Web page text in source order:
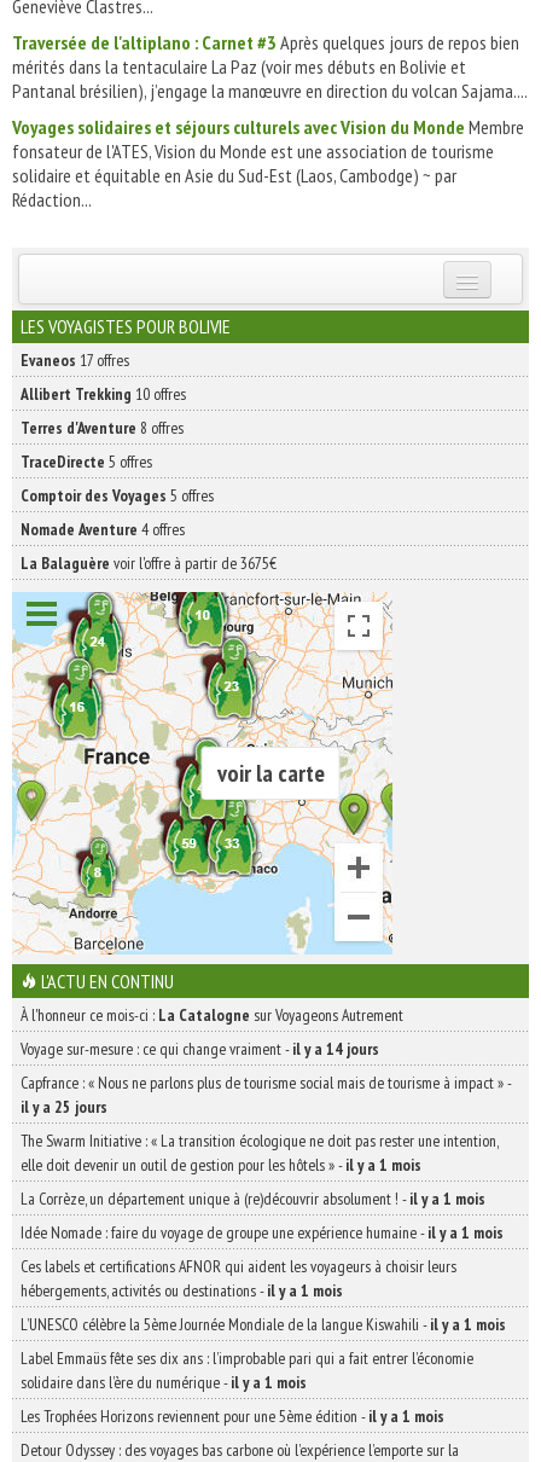
Geneviève Clastres...
Traversée de l'altiplano : Carnet #3 Après quelques jours de repos bien
mérités dans la tentaculaire La Paz (voir mes débuts en Bolivie et
Pantanal brésilien), j’engage la manœuvre en direction du volcan Sajama....
Voyages solidaires et séjours culturels avec Vision du Monde Membre
fonsateur de l'ATES, Vision du Monde est une association de tourisme
solidaire et équitable en Asie du Sud-Est (Laos, Cambodge) ~ par
Rédaction...
INSCRIVEZ-VOUS | ABONNEZ-VOUS
LES VOYAGISTES POUR BOLIVIE
Evaneos 17 offres
Allibert Trekking 10 offres
Terres d'Aventure 8 offres
TraceDirecte 5 offres
Comptoir des Voyages 5 offres
Nomade Aventure 4 offres
La Balaguère voir l'offre à partir de 3675€
voir la carte
L'ACTU EN CONTINU
À l'honneur ce mois-ci : La Catalogne sur Voyageons Autrement
Voyage sur-mesure : ce qui change vraiment-il y a 14 jours
Capfrance : « Nous ne parlons plus de tourisme social mais de tourisme à impact »-
il y a 25 jours
The Swarm Initiative : « La transition écologique ne doit pas rester une intention,
elle doit devenir un outil de gestion pour les hôtels »-il y a 1 mois
La Corrèze, un département unique à (re)découvrir absolument ! -il y a 1 mois
Idée Nomade : faire du voyage de groupe une expérience humaine-il y a 1 mois
Ces labels et certifications AFNOR qui aident les voyageurs à choisir leurs
hébergements, activités ou destinations-il y a 1 mois
L’UNESCO célèbre la 5ème Journée Mondiale de la langue Kiswahili -il y a 1 mois
Label Emmaüs fête ses dix ans : l’improbable pari qui a fait entrer l’économie
solidaire dans l’ère du numérique-il y a 1 mois
Les Trophées Horizons reviennent pour une 5ème édition -il y a 1 mois
Detour Odyssey : des voyages bas carbone où l’expérience l’emporte sur la